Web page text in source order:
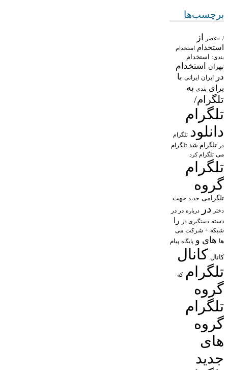
برچسب‌ها
/ «عصر از
استخدام استخدام
بندی: استخدام
تهران
استخدام
در
ایران ایرانی با
برای بندی به
تلگرام/
تلگرام
دانلود تلگرام
در تلگرام شد تلگرام
می تلگرام کرد
تلگرام
گروه
تلگرامی جدید جهت
دختر در درباره در در
دسته دستگیری در را
شبکه + شرکت می
ها های و پایگاه پیام
کانال کانال
تلگرام که
گروه
تلگرام
گروه
های
جدید